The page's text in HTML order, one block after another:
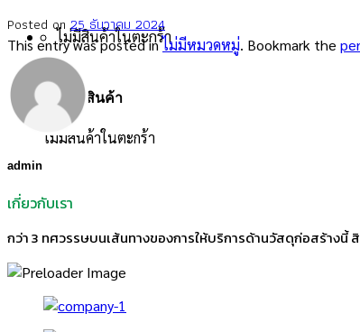
ไม่มีสินค้าในตะกร้า
ตะกร้าสินค้า
ไม่มีสินค้าในตะกร้า
Posted on25 ธันวาคม 2024
This entry was posted inไม่มีหมวดหมู่. Bookmark the
admin
เกี่ยวกับเรา
กว่า 3 ทศวรรษบนเส้นทางของการให้บริการด้านวัสดุก่อสร้าง